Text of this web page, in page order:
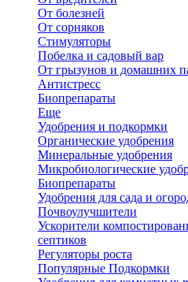
От болезней
От сорняков
Стимуляторы
Побелка и садовый вар
От грызунов и домашних
Антистресс
Биопрепараты
Еще
Удобрения и подкормки
Органические удобрения
Минеральные удобрения
Микробиологические
Биопрепараты
Удобрения для сада и
Почвоулучшители
Ускорители
септиков
Регуляторы роста
Популярные Подкормки